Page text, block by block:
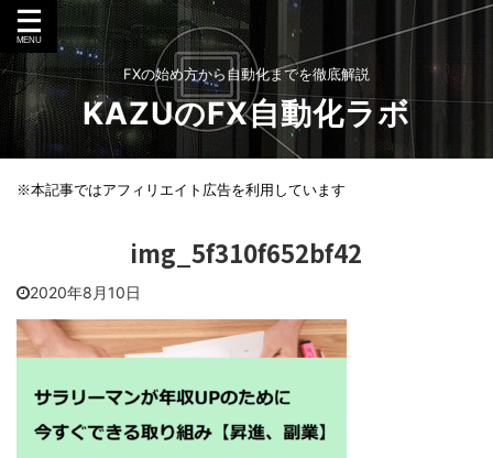
FXの始め方から自動化までを徹底解説
KAZUのFX自動化ラボ
※本記事ではアフィリエイト広告を利用しています
img_5f310f652bf42
2020年8月10日